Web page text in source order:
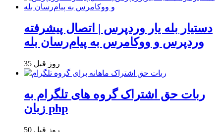
دستیار بله یار وردپرس | اتصال پیشرفته
وردپرس و ووکامرس به پیام‌رسان بله
35 روز قبل
ربات حق اشتراک گروه های تلگرام به
زبان php
50 روز قبل